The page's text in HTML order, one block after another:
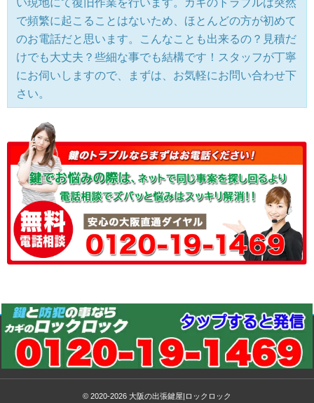
い現地にて復旧作業を行います。カギのトラブルは突然
で頻繁に起こることはないため、ほとんどの方が初めて
のお電話だと思います。こんなことも出来るの？見積だ
けでも大丈夫？些細な事でも結構です！スタッフが丁寧
にお伺いしますので、まずは、お気軽にお問い合わせ下
さい。
© 2020-2026 大阪の出張鍵屋|ロックロック